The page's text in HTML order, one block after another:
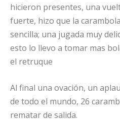
hicieron presentes, una
fuerte, hizo que la
sencilla; una jugada muy
esto lo llevo a tomar mas
el retruque
Al final una ovación, un
de todo el mundo, 26
rematar de salida.